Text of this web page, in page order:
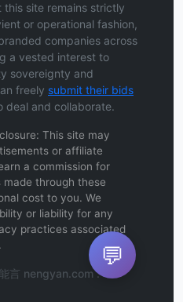
site remains strictly
or operational fashion,
companies across
a vested interest to
sovereignty and
freely submit their bids
deal and collaborate.
This site may
or affiliate
a commission for
through these
cost to you. We
or liability for any
practices associated
言 nengyan.com .
💬